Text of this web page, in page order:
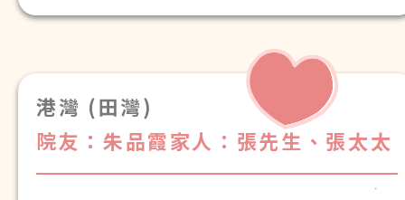
港灣 (田灣)
院友：朱品霞家人：張先生、張太太